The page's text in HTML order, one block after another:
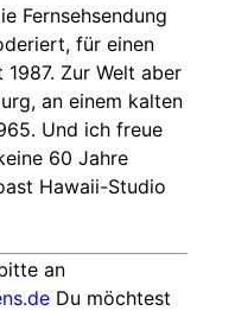
Fernsehsendung
für einen
Zur Welt aber
an einem kalten
Und ich freue
60 Jahre
Hawaii-Studio
an
Du möchtest